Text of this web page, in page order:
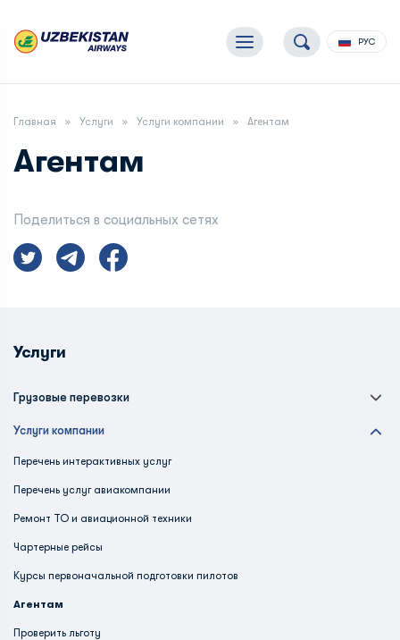
РУС
Главная Услуги Услуги компании Агентам
Агентам
Поделиться в социальных сетях
Услуги
Грузовые перевозки
Услуги компании
Перечень интерактивных услуг
Перечень услуг авиакомпании
Ремонт ТО и авиационной техники
Чартерные рейсы
Курсы первоначальной подготовки пилотов
Агентам
Проверить льготу